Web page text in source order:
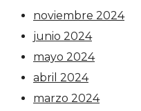
noviembre 2024
junio 2024
mayo 2024
abril 2024
marzo 2024